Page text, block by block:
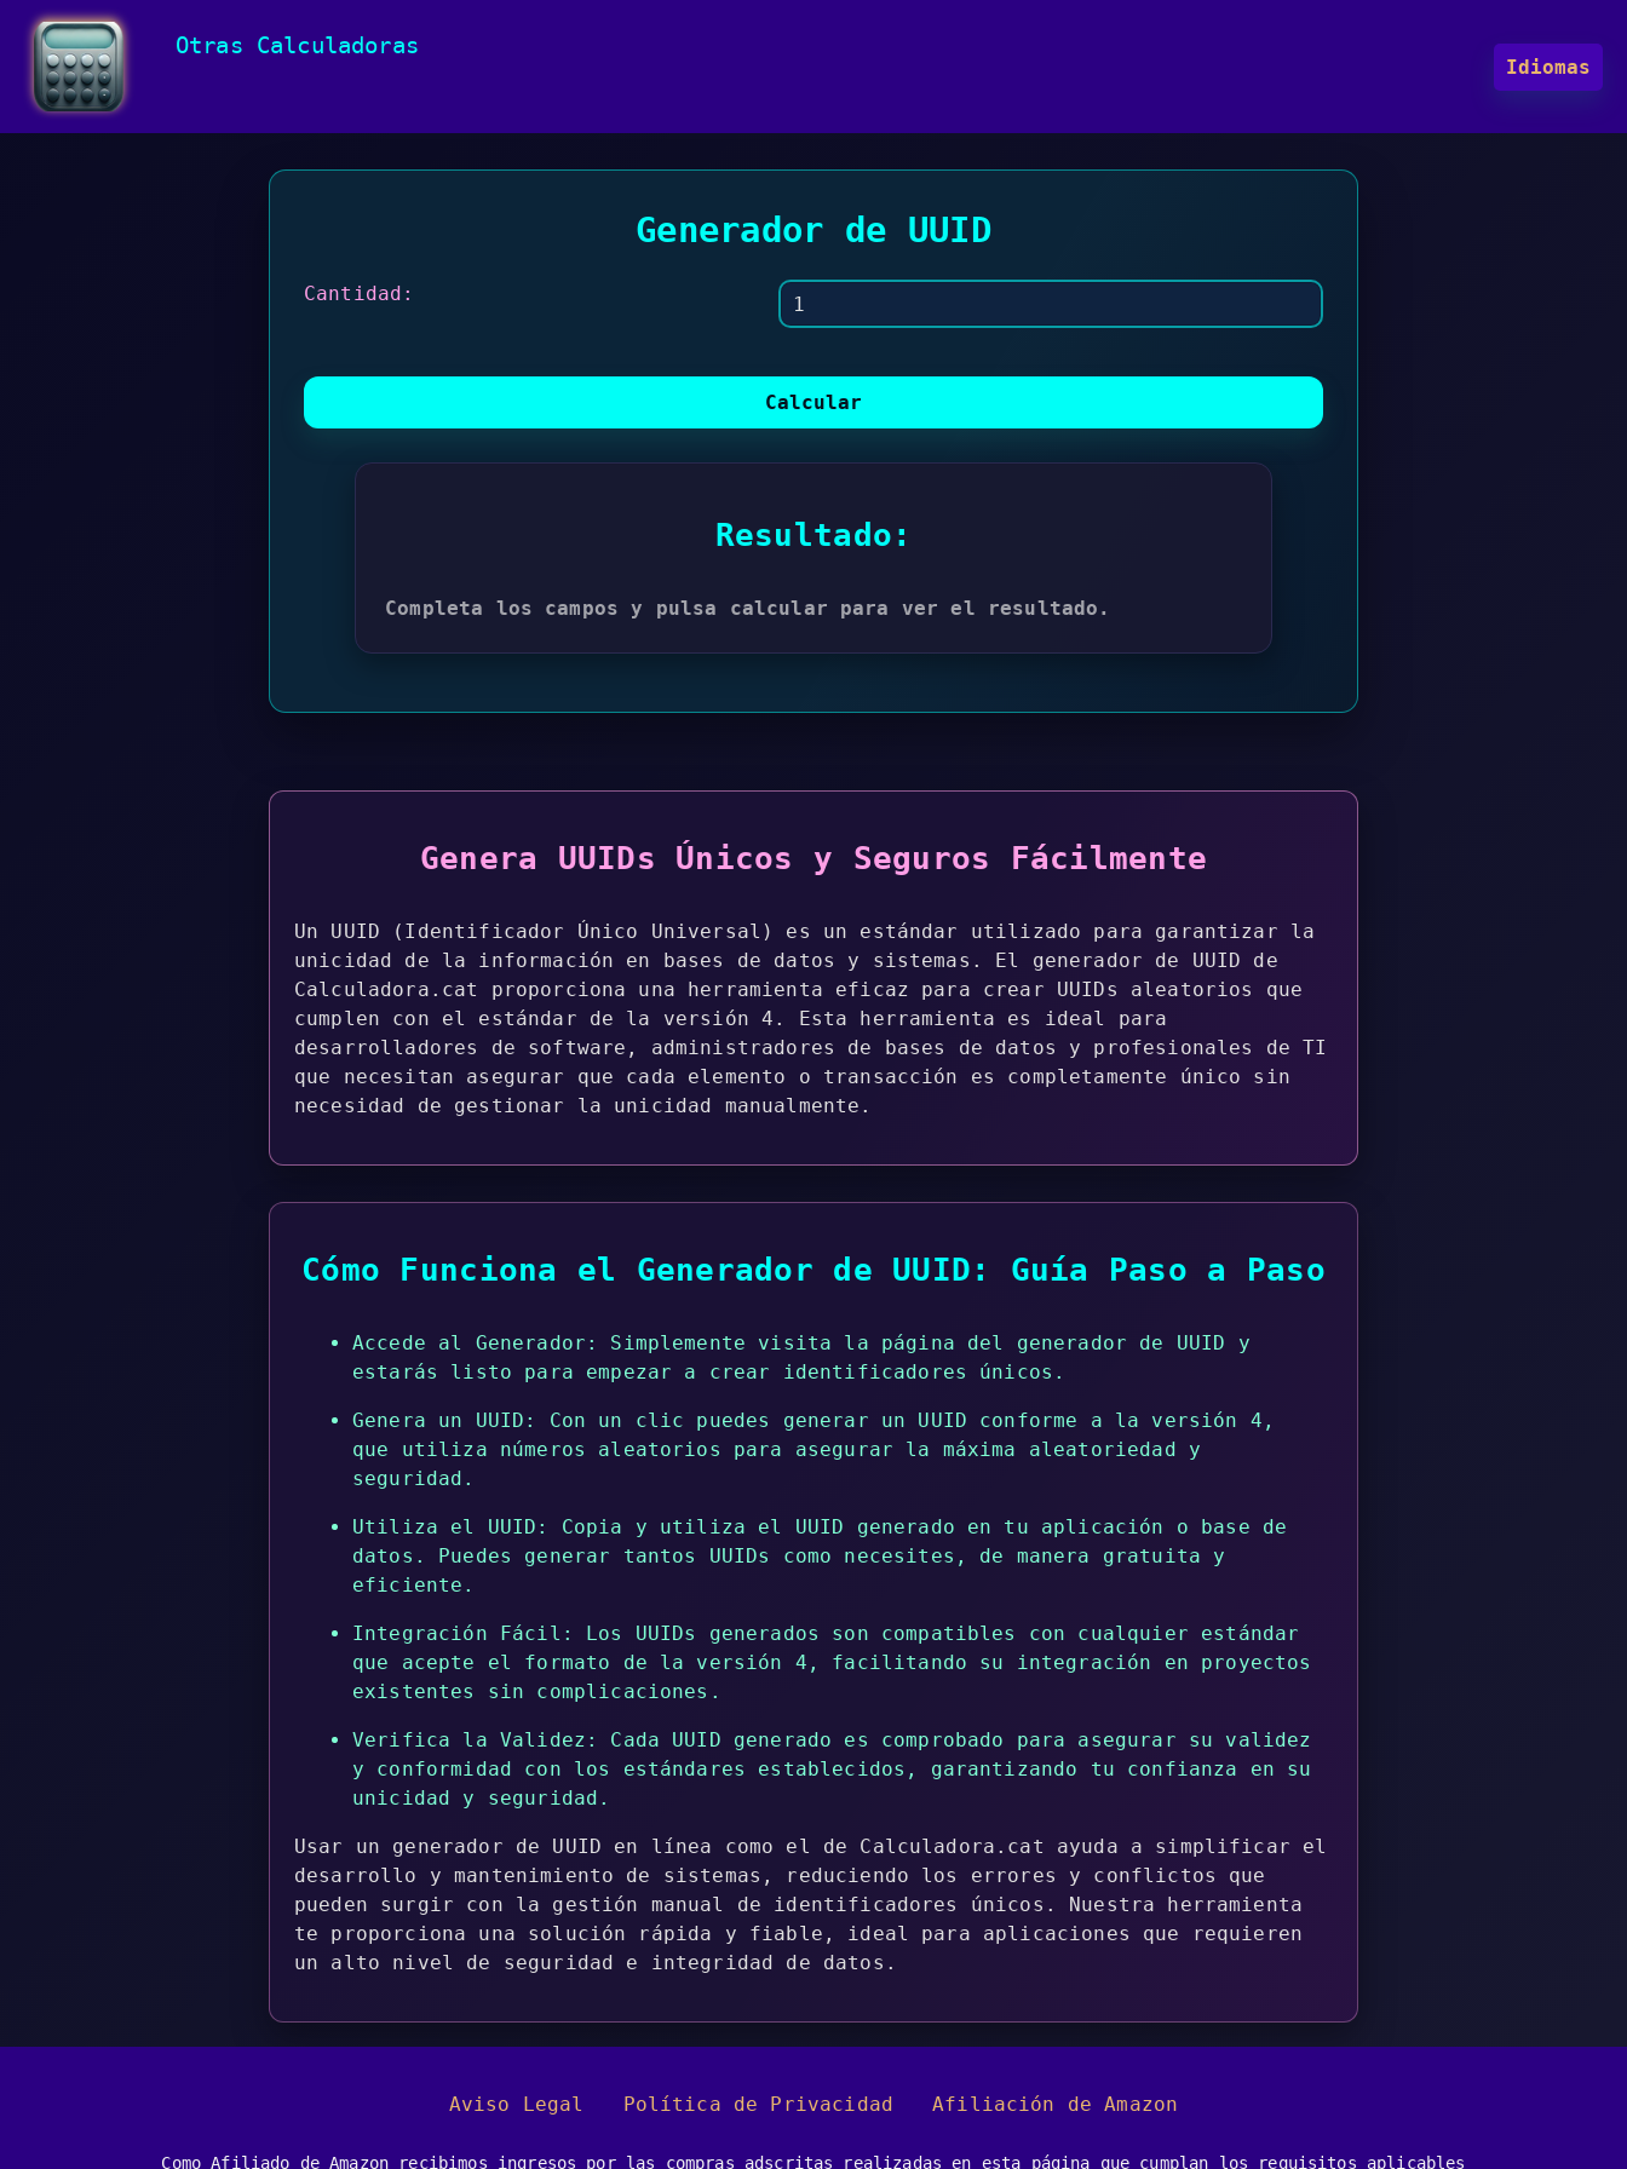
Idiomas
Otras Calculadoras
Generador de UUID
Cantidad:
Calcular
Resultado:
Completa los campos y pulsa calcular para ver el resultado.
Genera UUIDs Únicos y Seguros Fácilmente
Un UUID (Identificador Único Universal) es un estándar utilizado para garantizar la
unicidad de la información en bases de datos y sistemas. El generador de UUID de
Calculadora.cat proporciona una herramienta eficaz para crear UUIDs aleatorios que
cumplen con el estándar de la versión 4. Esta herramienta es ideal para
desarrolladores de software, administradores de bases de datos y profesionales de TI
que necesitan asegurar que cada elemento o transacción es completamente único sin
necesidad de gestionar la unicidad manualmente.
Cómo Funciona el Generador de UUID: Guía Paso a Paso
Accede al Generador: Simplemente visita la página del generador de UUID y
estarás listo para empezar a crear identificadores únicos.
Genera un UUID: Con un clic puedes generar un UUID conforme a la versión 4,
que utiliza números aleatorios para asegurar la máxima aleatoriedad y
seguridad.
Utiliza el UUID: Copia y utiliza el UUID generado en tu aplicación o base de
datos. Puedes generar tantos UUIDs como necesites, de manera gratuita y
eficiente.
Integración Fácil: Los UUIDs generados son compatibles con cualquier estándar
que acepte el formato de la versión 4, facilitando su integración en proyectos
existentes sin complicaciones.
Verifica la Validez: Cada UUID generado es comprobado para asegurar su validez
y conformidad con los estándares establecidos, garantizando tu confianza en su
unicidad y seguridad.
Usar un generador de UUID en línea como el de Calculadora.cat ayuda a simplificar el
desarrollo y mantenimiento de sistemas, reduciendo los errores y conflictos que
pueden surgir con la gestión manual de identificadores únicos. Nuestra herramienta
te proporciona una solución rápida y fiable, ideal para aplicaciones que requieren
un alto nivel de seguridad e integridad de datos.
Aviso Legal Política de Privacidad Afiliación de Amazon
Como Afiliado de Amazon recibimos ingresos por las compras adscritas realizadas en esta página que cumplan los requisitos aplicables